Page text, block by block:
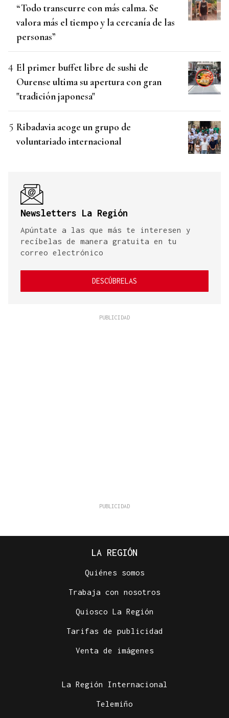
“Todo transcurre con más calma. Se
valora más el tiempo y la cercanía de las
personas”
El primer buffet libre de sushi de
Ourense ultima su apertura con gran
"tradición japonesa"
Ribadavia acoge un grupo de
voluntariado internacional
Newsletters La Región
Apúntate a las que más te interesen y
recíbelas de manera gratuita en tu
correo electrónico
DESCÚBRELAS
LA REGIÓN
Quiénes somos
Trabaja con nosotros
Quiosco La Región
Tarifas de publicidad
Venta de imágenes
La Región Internacional
Telemiño